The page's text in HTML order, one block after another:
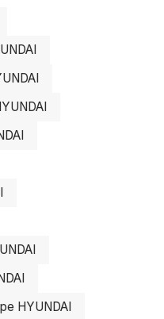
HYUNDAI